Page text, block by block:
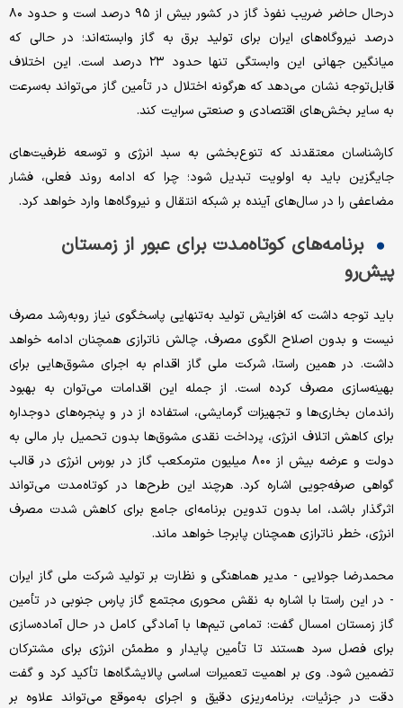
درحال حاضر ضریب نفوذ گاز در کشور بیش از ۹۵ درصد است و حدود ۸۰
درصد نیروگاه‌های ایران برای تولید برق به گاز وابسته‌اند؛ در حالی که
میانگین جهانی این وابستگی تنها حدود ۲۳ درصد است. این اختلاف
قابل‌توجه نشان می‌دهد که هرگونه اختلال در تأمین گاز می‌تواند به‌سرعت
به سایر بخش‌های اقتصادی و صنعتی سرایت کند.
کارشناسان معتقدند که تنوع‌بخشی به سبد انرژی و توسعه ظرفیت‌های
جایگزین باید به اولویت تبدیل شود؛ چرا که ادامه روند فعلی، فشار
مضاعفی را در سال‌های آینده بر شبکه انتقال و نیروگاه‌ها وارد خواهد کرد.
برنامه‌های کوتاه‌مدت برای عبور از زمستان
پیش‌رو
باید توجه داشت که افزایش تولید به‌تنهایی پاسخگوی نیاز روبه‌رشد مصرف
نیست و بدون اصلاح الگوی مصرف، چالش ناترازی همچنان ادامه خواهد
داشت. در همین راستا، شرکت ملی گاز اقدام به اجرای مشوق‌هایی برای
بهینه‌سازی مصرف کرده است. از جمله این اقدامات می‌توان به بهبود
راندمان بخاری‌ها و تجهیزات گرمایشی، استفاده از در و پنجره‌های دوجداره
برای کاهش اتلاف انرژی، پرداخت نقدی مشوق‌ها بدون تحمیل بار مالی به
دولت و عرضه بیش از ۸۰۰ میلیون مترمکعب گاز در بورس انرژی در قالب
گواهی صرفه‌جویی اشاره کرد. هرچند این طرح‌ها در کوتاه‌مدت می‌تواند
اثرگذار باشد، اما بدون تدوین برنامه‌ای جامع برای کاهش شدت مصرف
انرژی، خطر ناترازی همچنان پابرجا خواهد ماند.
محمدرضا جولایی - مدیر هماهنگی و نظارت بر تولید شرکت ملی گاز ایران
- در این راستا با اشاره به نقش محوری مجتمع گاز پارس جنوبی در تأمین
گاز زمستان امسال گفت: تمامی تیم‌ها با آمادگی کامل در حال آماده‌سازی
برای فصل سرد هستند تا تأمین پایدار و مطمئن انرژی برای مشترکان
تضمین شود. وی بر اهمیت تعمیرات اساسی پالایشگاه‌ها تأکید کرد و گفت
دقت در جزئیات، برنامه‌ریزی دقیق و اجرای به‌موقع می‌تواند علاوه بر